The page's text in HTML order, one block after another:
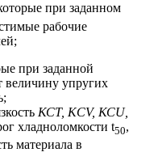
при заданном
рабочие
при заданной
величину упругих
КСТ, KСV, КСU,
хладноломкости t50,
материала в